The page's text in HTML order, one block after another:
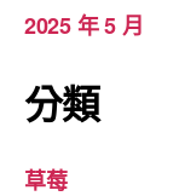
2025 年 5 月
分類
草莓